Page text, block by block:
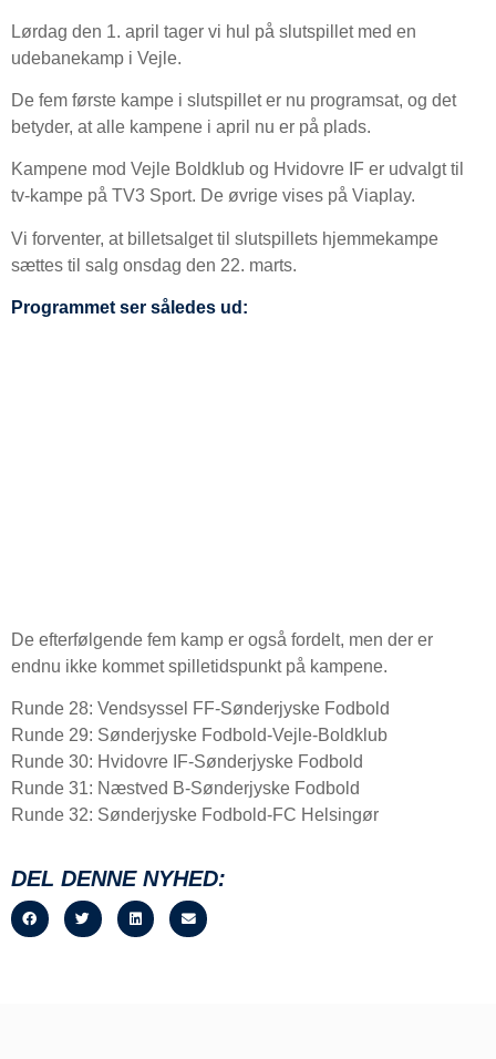
Lørdag den 1. april tager vi hul på slutspillet med en
udebanekamp i Vejle.
De fem første kampe i slutspillet er nu programsat, og det
betyder, at alle kampene i april nu er på plads.
Kampene mod Vejle Boldklub og Hvidovre IF er udvalgt til
tv-kampe på TV3 Sport. De øvrige vises på Viaplay.
Vi forventer, at billetsalget til slutspillets hjemmekampe
sættes til salg onsdag den 22. marts.
Programmet ser således ud:
De efterfølgende fem kamp er også fordelt, men der er
endnu ikke kommet spilletidspunkt på kampene.
Runde 28: Vendsyssel FF-Sønderjyske Fodbold
Runde 29: Sønderjyske Fodbold-Vejle-Boldklub
Runde 30: Hvidovre IF-Sønderjyske Fodbold
Runde 31: Næstved B-Sønderjyske Fodbold
Runde 32: Sønderjyske Fodbold-FC Helsingør
DEL DENNE NYHED: